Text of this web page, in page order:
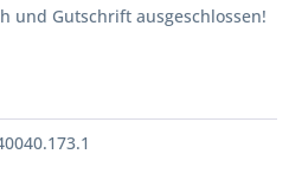
und Gutschrift ausgeschlossen!